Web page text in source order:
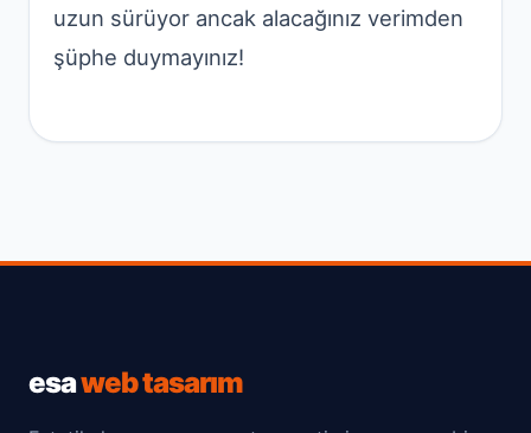
uzun sürüyor ancak alacağınız verimden
şüphe duymayınız!
esaweb tasarım